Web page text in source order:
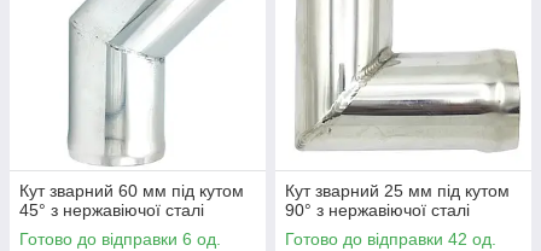
Кут зварний 60 мм під кутом
45° з нержавіючої сталі
Готово до відправки 6 од.
Кут зварний 25 мм під кутом
90° з нержавіючої сталі
Готово до відправки 42 од.